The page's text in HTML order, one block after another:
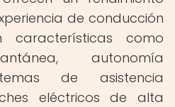
de conducción
características como
autonomía
de asistencia
eléctricos de alta